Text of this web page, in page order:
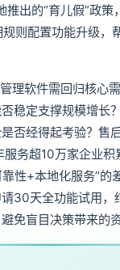
出的“育儿假”政策
则配置功能升级，
理软件需回归核心
稳定支撑规模增长
否经得起考验？售
服务超10万家企业积
性+本地化服务”的
30天全功能试用，
免盲目决策带来的资